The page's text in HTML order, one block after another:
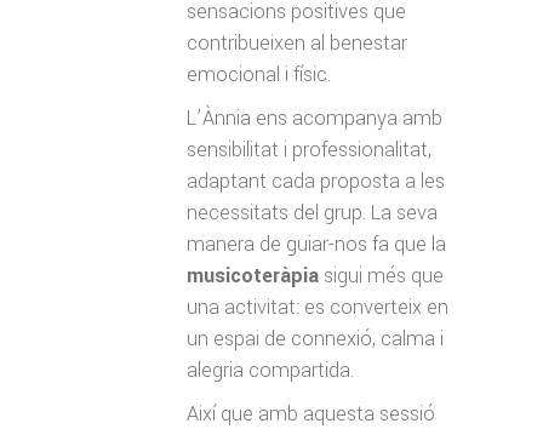
sensacions positives que
contribueixen al benestar
emocional i físic.
L’Ànnia ens acompanya amb
sensibilitat i professionalitat,
adaptant cada proposta a les
necessitats del grup. La seva
manera de guiar-nos fa que la
musicoteràpia sigui més que
una activitat: es converteix en
un espai de connexió, calma i
alegria compartida.
Així que amb aquesta sessió